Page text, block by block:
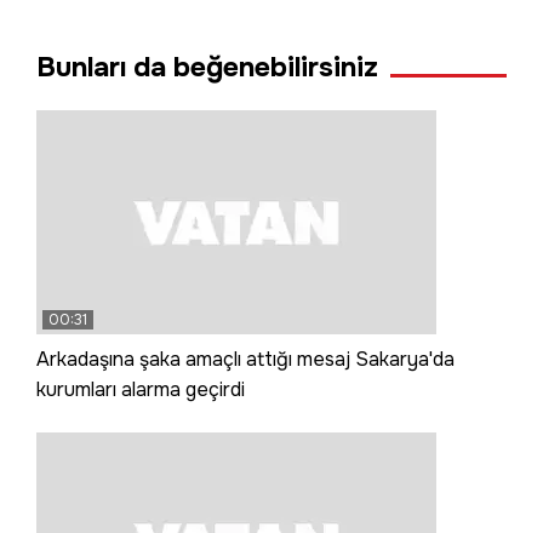
Bunları da beğenebilirsiniz
00:31
Arkadaşına şaka amaçlı attığı mesaj Sakarya'da
kurumları alarma geçirdi